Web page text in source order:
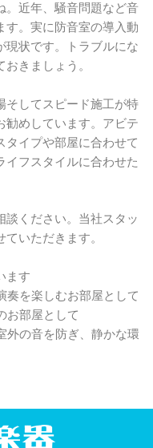
。近年、騒音問題など音
す。実に防音室の導入動
現状です。トラブルにな
きましょう。
そしてスピード施工が特
勧めしています。アビテ
タイプや部屋に合わせて
イフスタイルに合わせた
談ください。当社スタッ
いただきます。
ます
奏を楽しむお部屋として
お部屋として
外の音を防ぎ、静かな環